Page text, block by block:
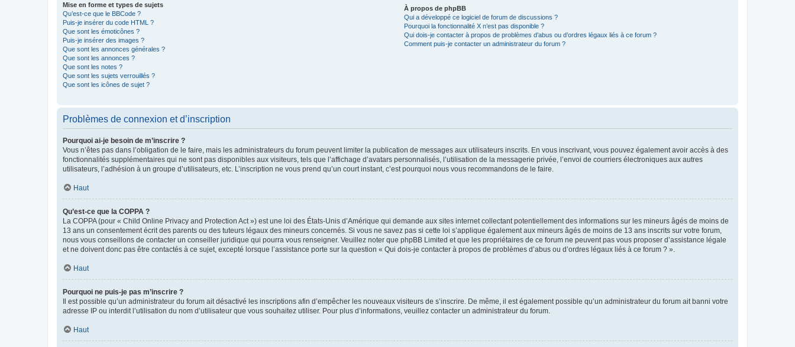
Mise en forme et types de sujets
Qu’est-ce que le BBCode ?
Puis-je insérer du code HTML ?
Que sont les émoticônes ?
Puis-je insérer des images ?
Que sont les annonces générales ?
Que sont les annonces ?
Que sont les notes ?
Que sont les sujets verrouillés ?
Que sont les icônes de sujet ?
À propos de phpBB
Qui a développé ce logiciel de forum de discussions ?
Pourquoi la fonctionnalité X n’est pas disponible ?
Qui dois-je contacter à propos de problèmes d’abus ou d’ordres légaux liés à ce forum ?
Comment puis-je contacter un administrateur du forum ?
Problèmes de connexion et d’inscription
Pourquoi ai-je besoin de m’inscrire ?
Vous n’êtes pas dans l’obligation de le faire, mais les administrateurs du forum peuvent limiter la publication de messages aux utilisateurs inscrits. En vous inscrivant, vous pouvez également avoir accès à des
fonctionnalités supplémentaires qui ne sont pas disponibles aux visiteurs, tels que l’affichage d’avatars personnalisés, l’utilisation de la messagerie privée, l’envoi de courriers électroniques aux autres
utilisateurs, l’adhésion à un groupe d’utilisateurs, etc. L’inscription ne vous prend qu’un court instant, c’est pourquoi nous vous recommandons de le faire.
Haut
Qu’est-ce que la COPPA ?
La COPPA (pour « Child Online Privacy and Protection Act ») est une loi des États-Unis d’Amérique qui demande aux sites internet collectant potentiellement des informations sur les mineurs âgés de moins de
13 ans un consentement écrit des parents ou des tuteurs légaux des mineurs concernés. Si vous ne savez pas si cette loi s’applique également aux mineurs âgés de moins de 13 ans inscrits sur votre forum,
nous vous conseillons de contacter un conseiller juridique qui pourra vous renseigner. Veuillez noter que phpBB Limited et que les propriétaires de ce forum ne peuvent pas vous proposer d’assistance légale
et ne doivent donc pas être contactés à ce sujet, excepté lorsque l’assistance porte sur la question « Qui dois-je contacter à propos de problèmes d’abus ou d’ordres légaux liés à ce forum ? ».
Haut
Pourquoi ne puis-je pas m’inscrire ?
Il est possible qu’un administrateur du forum ait désactivé les inscriptions afin d’empêcher les nouveaux visiteurs de s’inscrire. De même, il est également possible qu’un administrateur du forum ait banni votre
adresse IP ou interdit l’utilisation du nom d’utilisateur que vous souhaitez utiliser. Pour plus d’informations, veuillez contacter un administrateur du forum.
Haut